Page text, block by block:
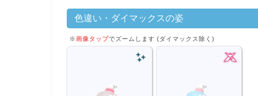
色違い・ダイマックスの姿
※画像タップでズームします (ダイマックス除く)